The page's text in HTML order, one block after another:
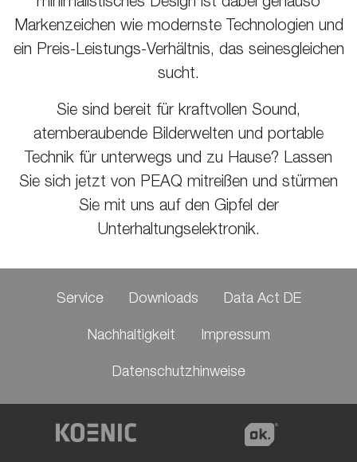
Markenzeichen wie modernste Technologien und
ein Preis-Leistungs-Verhältnis, das seinesgleichen
sucht.
Sie sind bereit für kraftvollen Sound,
atemberaubende Bilderwelten und portable
Technik für unterwegs und zu Hause? Lassen
Sie sich jetzt von PEAQ mitreißen und stürmen
Sie mit uns auf den Gipfel der
Unterhaltungselektronik.
Service Downloads Data Act DE
Nachhaltigkeit Impressum
Datenschutzhinweise